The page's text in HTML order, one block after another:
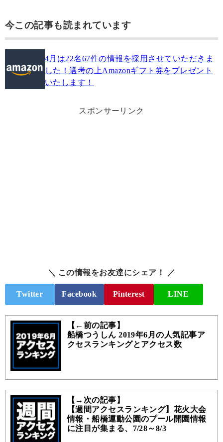
今この記事も読まれています
4月は22名67件の情報を採用させていただきま
した！選考の上Amazonギフト券をプレゼント
いたします！
スポンサーリンク
＼ この情報をお友達にシェア！ ／
Twitter Facebook Pinterest LINE
【←前の記事】
船橋つうしん 2019年6月の人気記事ア
クセスランキングとアクセス数
【→次の記事】
【週間アクセスランキング】花火大会
情報・船橋運動公園のプール開園情報
に注目が集まる、7/28～8/3